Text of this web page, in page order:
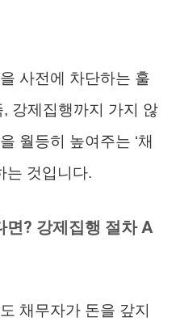
사전에 차단하는 훌
강제집행까지 가지 않
월등히 높여주는 ‘채
는 것입니다.
면? 강제집행 절차 A
채무자가 돈을 갚지